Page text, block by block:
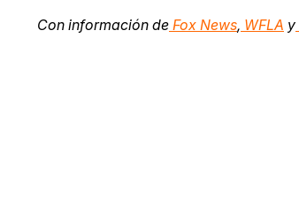
Con información de Fox News, WFLA y